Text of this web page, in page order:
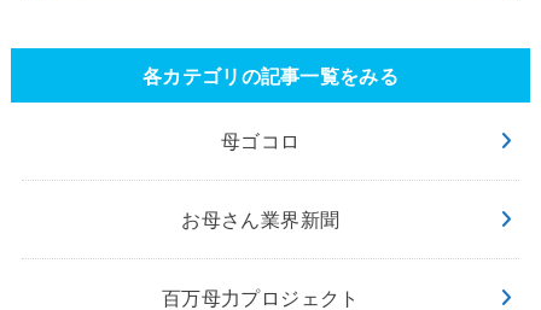
各カテゴリの記事一覧をみる
母ゴコロ
お母さん業界新聞
百万母力プロジェクト